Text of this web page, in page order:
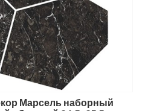
Марсель наборный